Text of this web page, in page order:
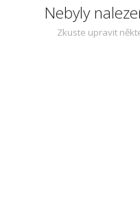
Nebyly
Zkuste upravit